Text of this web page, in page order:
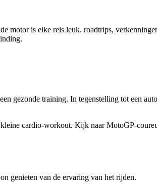
motor is elke reis leuk. roadtrips,
gezonde training. In tegenstelling tot een
cardio-workout. Kijk naar MotoGP-
genieten van de ervaring van het rijden.